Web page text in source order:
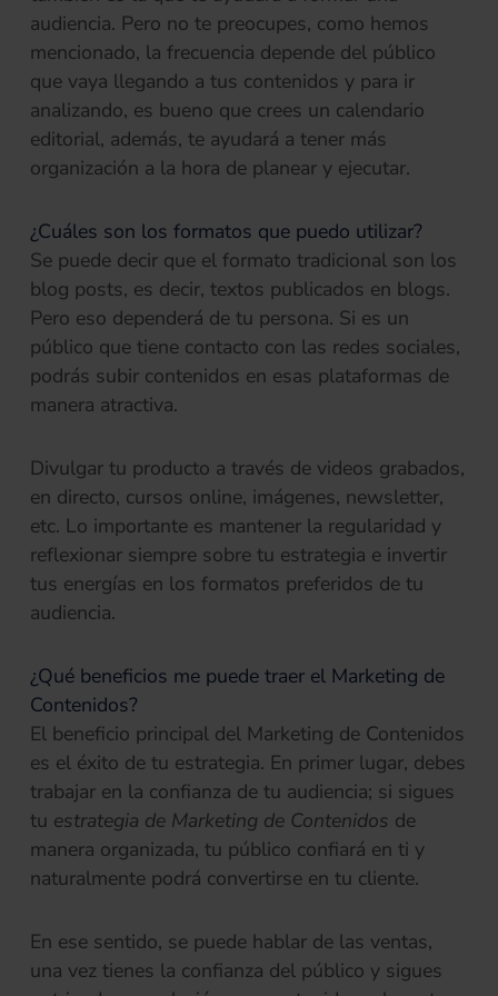
audiencia. Pero no te preocupes, como hemos
mencionado, la frecuencia depende del público
que vaya llegando a tus contenidos y para ir
analizando, es bueno que crees un calendario
editorial, además, te ayudará a tener más
organización a la hora de planear y ejecutar.
¿Cuáles son los formatos que puedo utilizar?
Se puede decir que el formato tradicional son los
blog posts, es decir, textos publicados en blogs.
Pero eso dependerá de tu persona. Si es un
público que tiene contacto con las redes sociales,
podrás subir contenidos en esas plataformas de
manera atractiva.
Divulgar tu producto a través de videos grabados,
en directo, cursos online, imágenes, newsletter,
etc. Lo importante es mantener la regularidad y
reflexionar siempre sobre tu estrategia e invertir
tus energías en los formatos preferidos de tu
audiencia.
¿Qué beneficios me puede traer el Marketing de
Contenidos?
El beneficio principal del Marketing de Contenidos
es el éxito de tu estrategia. En primer lugar, debes
trabajar en la confianza de tu audiencia; si sigues
tu estrategia de Marketing de Contenidos de
manera organizada, tu público confiará en ti y
naturalmente podrá convertirse en tu cliente.
En ese sentido, se puede hablar de las ventas,
una vez tienes la confianza del público y sigues